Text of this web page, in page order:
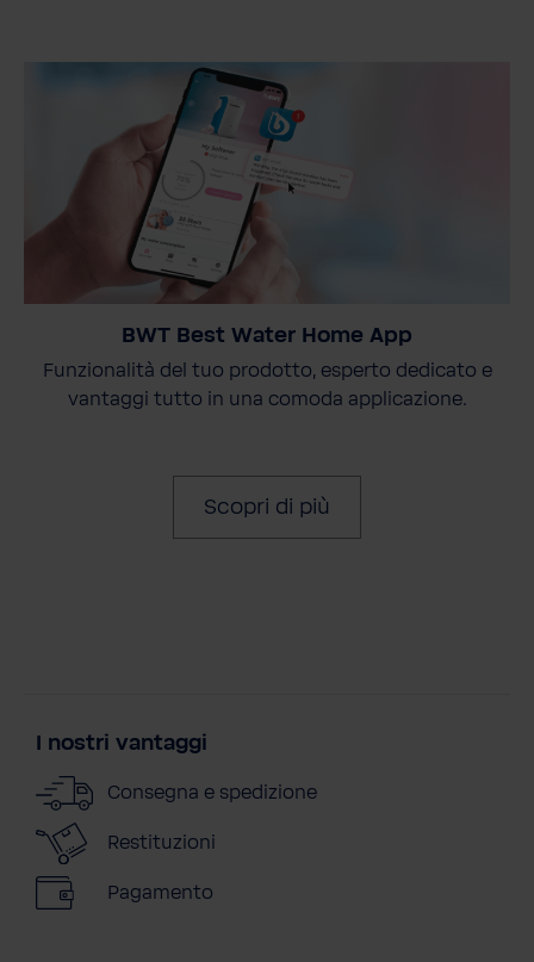
BWT Best Water Home App
Funzionalità del tuo prodotto, esperto dedicato e
vantaggi tutto in una comoda applicazione.
Scopri di più
I nostri vantaggi
Consegna e spedizione
Restituzioni
Pagamento